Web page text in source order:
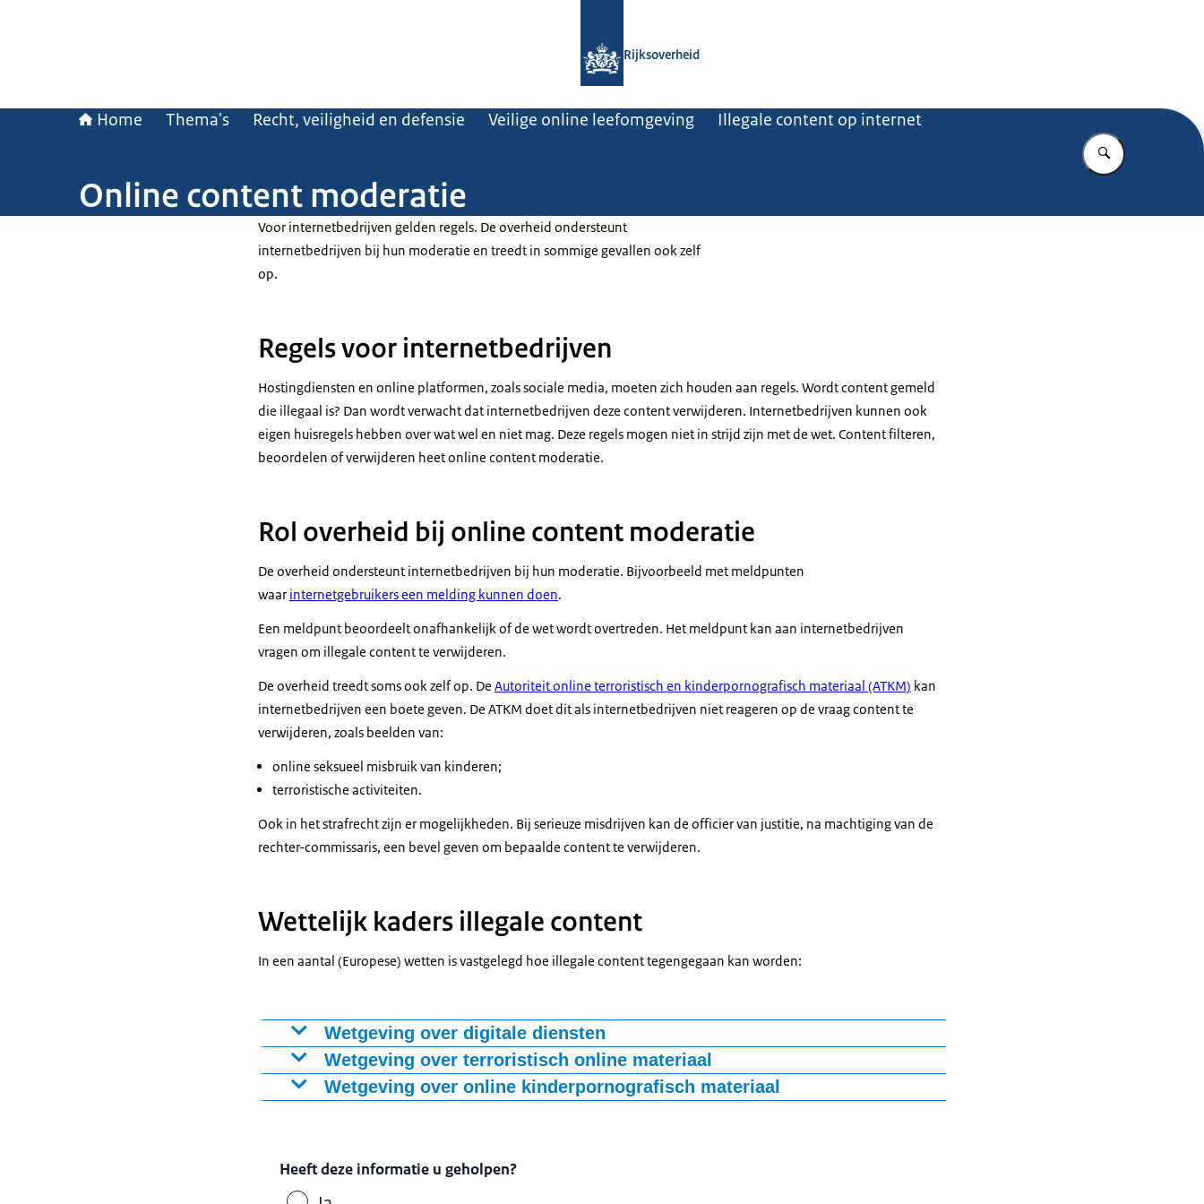
Rijksoverheid
Home Thema's Recht, veiligheid en defensie Veilige online leefomgeving Illegale content op internet
Vul in wat u
Online content moderatie
Voor internetbedrijven gelden regels. De overheid ondersteunt
internetbedrijven bij hun moderatie en treedt in sommige gevallen ook zelf
op.
Regels voor internetbedrijven
Hostingdiensten en online platformen, zoals sociale media, moeten zich houden aan regels. Wordt content gemeld
die illegaal is? Dan wordt verwacht dat internetbedrijven deze content verwijderen. Internetbedrijven kunnen ook
eigen huisregels hebben over wat wel en niet mag. Deze regels mogen niet in strijd zijn met de wet. Content filteren,
beoordelen of verwijderen heet online content moderatie.
Rol overheid bij online content moderatie
De overheid ondersteunt internetbedrijven bij hun moderatie. Bijvoorbeeld met meldpunten
waar internetgebruikers een melding kunnen doen.
Een meldpunt beoordeelt onafhankelijk of de wet wordt overtreden. Het meldpunt kan aan internetbedrijven
vragen om illegale content te verwijderen.
De overheid treedt soms ook zelf op. De Autoriteit online terroristisch en kinderpornografisch materiaal (ATKM) kan
internetbedrijven een boete geven. De ATKM doet dit als internetbedrijven niet reageren op de vraag content te
verwijderen, zoals beelden van:
online seksueel misbruik van kinderen;
terroristische activiteiten.
Ook in het strafrecht zijn er mogelijkheden. Bij serieuze misdrijven kan de officier van justitie, na machtiging van de
rechter-commissaris, een bevel geven om bepaalde content te verwijderen.
Wettelijk kaders illegale content
In een aantal (Europese) wetten is vastgelegd hoe illegale content tegengegaan kan worden:
Wetgeving over digitale diensten
De verantwoordelijkheden van bedrijven voor een veilige onlineomgeving staan in de
Wetgeving over terroristisch online materiaal
De wetgeving over het tegengaan van de verspreiding van terroristische online inhoud staat in de
Wetgeving over online kinderpornografisch materiaal
Heeft deze informatie u geholpen?